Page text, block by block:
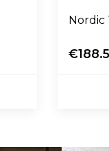
Nordic